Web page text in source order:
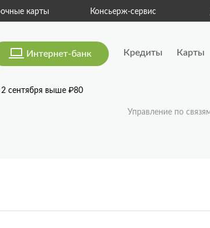
карты Консьерж-сервис
Интернет-банк Кредиты Карты
сентября выше ₽80
Управление по